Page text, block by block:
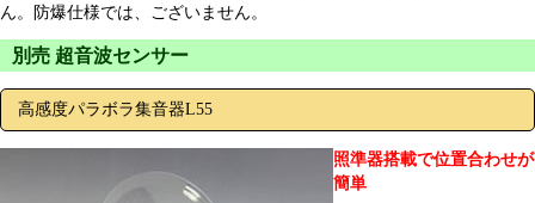
ん。防爆仕様では、ございません。
別売 超音波センサー
高感度パラボラ集音器L55
照準器搭載で位置合わせが
簡単